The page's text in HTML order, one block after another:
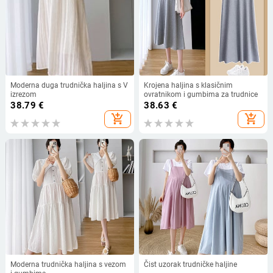
Moderna duga trudnička haljina s V
izrezom
38.79 €
add_shopping_cart
Krojena haljina s klasičnim
ovratnikom i gumbima za trudnice
38.63 €
add_shopping_cart
Moderna trudnička haljina s vezom
Čist uzorak trudničke haljine